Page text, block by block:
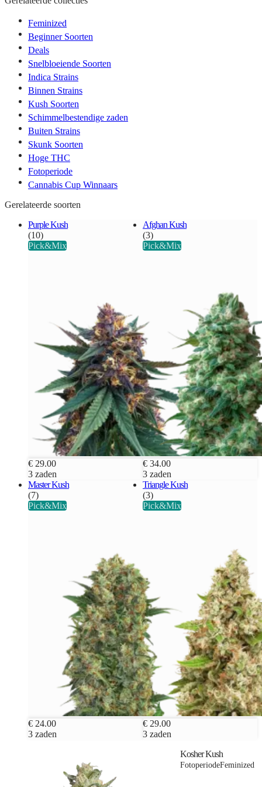
Feminized
Beginner Soorten
Deals
Snelbloeiende Soorten
Indica Strains
Binnen Strains
Kush Soorten
Schimmelbestendige zaden
Buiten Strains
Skunk Soorten
Hoge THC
Fotoperiode
Cannabis Cup Winnaars
Gerelateerde soorten
Purple Kush
(10)
Pick&Mix
€ 29.00
3 zaden
Afghan Kush
(3)
Pick&Mix
€ 34.00
3 zaden
Master Kush
(7)
Pick&Mix
€ 24.00
3 zaden
Triangle Kush
(3)
Pick&Mix
€ 29.00
3 zaden
Kosher Kush
FotoperiodeFeminized